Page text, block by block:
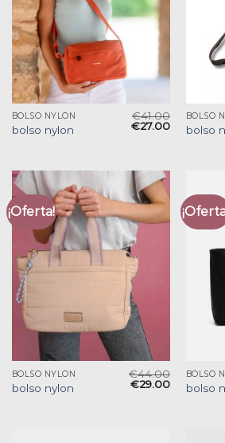
BOLSO NYLON
bolso nylon
€41.00
€27.00
BOLSO
bolso
¡Oferta!
BOLSO NYLON
bolso nylon
€44.00
€29.00
BOLSO
bolso